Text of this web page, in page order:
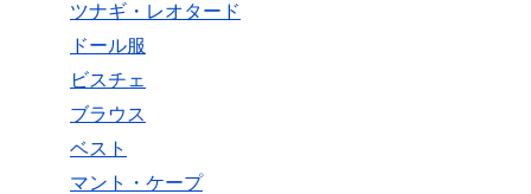
ツナギ・レオタード
ドール服
ビスチェ
ブラウス
ベスト
マント・ケープ